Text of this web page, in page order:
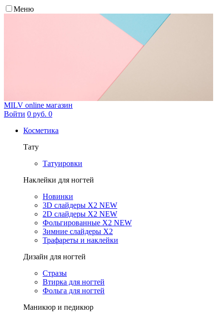
Меню
MILV online магазин
Войти 0 руб. 0
Косметика
Тату
Татуировки
Наклейки для ногтей
Новинки
3D слайдеры X2 NEW
2D слайдеры X2 NEW
Фольгированные X2 NEW
Зимние слайдеры Х2
Трафареты и наклейки
Дизайн для ногтей
Стразы
Втирка для ногтей
Фольга для ногтей
Маникюр и педикюр